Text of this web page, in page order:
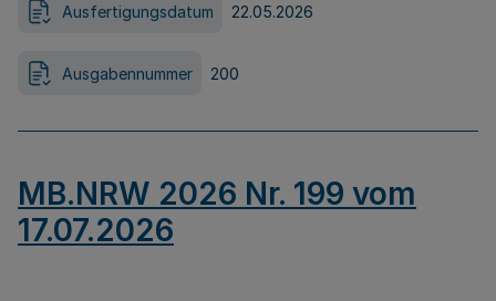
Ausfertigungsdatum 22.05.2026
Ausgabennummer 200
MB.NRW 2026 Nr. 199 vom
17.07.2026